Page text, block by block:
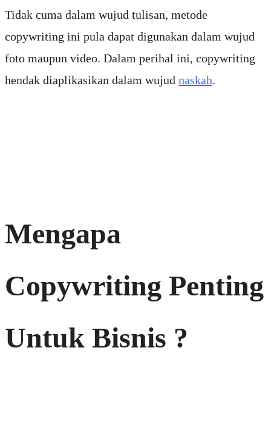
Tidak cuma dalam wujud tulisan, metode
copywriting ini pula dapat digunakan dalam wujud
foto maupun video. Dalam perihal ini, copywriting
hendak diaplikasikan dalam wujud naskah.
Mengapa
Copywriting Penting
Untuk Bisnis ?